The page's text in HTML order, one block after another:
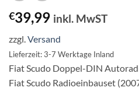
€39,99 inkl. MwST
zzgl.Versand
Lieferzeit: 3-7 Werktage Inland
Fiat Scudo Doppel-DIN
Fiat Scudo Radioeinbauset